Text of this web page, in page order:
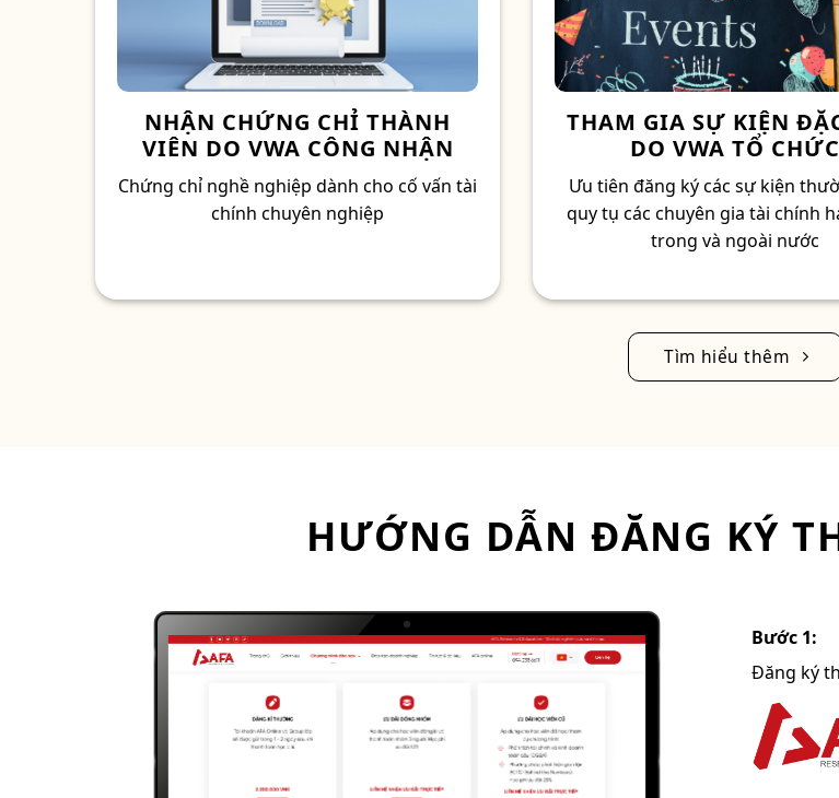
NHẬN CHỨNG CHỈ THÀNH
VIÊN DO VWA CÔNG NHẬN
Chứng chỉ nghề nghiệp dành cho cố vấn tài
chính chuyên nghiệp
THAM GIA SỰ KIỆN
DO VWA TỔ CHỨC
Ưu tiên đăng ký các sự kiện
quy tụ các chuyên gia tài chính
trong và ngoài nước
Tìm hiểu thêm
HƯỚNG DẪN ĐĂNG KÝ
Bước 1:
Đăng ký